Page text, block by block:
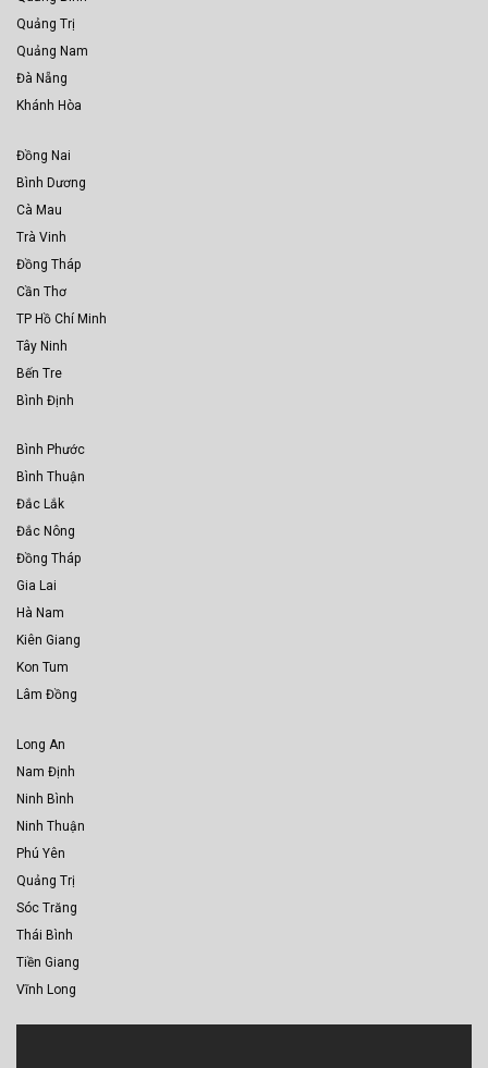
Quảng Trị
Quảng Nam
Đà Nẵng
Khánh Hòa
Đồng Nai
Bình Dương
Cà Mau
Trà Vinh
Đồng Tháp
Cần Thơ
TP Hồ Chí Minh
Tây Ninh
Bến Tre
Bình Định
Bình Phước
Bình Thuận
Đắc Lắk
Đắc Nông
Đồng Tháp
Gia Lai
Hà Nam
Kiên Giang
Kon Tum
Lâm Đồng
Long An
Nam Định
Ninh Bình
Ninh Thuận
Phú Yên
Quảng Trị
Sóc Trăng
Thái Bình
Tiền Giang
Vĩnh Long